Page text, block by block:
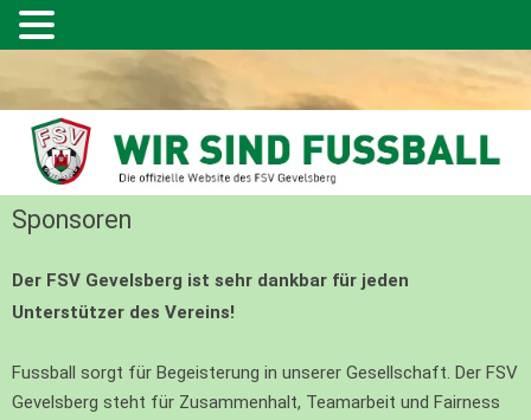
Sponsoren
Der FSV Gevelsberg ist sehr dankbar für jeden
Unterstützer des Vereins!
Fussball sorgt für Begeisterung in unserer Gesellschaft. Der FSV
Gevelsberg steht für Zusammenhalt, Teamarbeit und Fairness